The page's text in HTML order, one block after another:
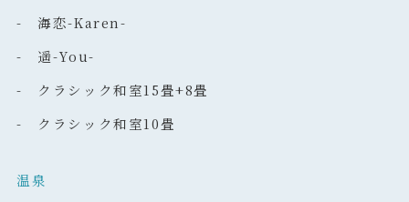
- 海恋-Karen-
- 遥-You-
- クラシック和室15畳+8畳
- クラシック和室10畳
温泉